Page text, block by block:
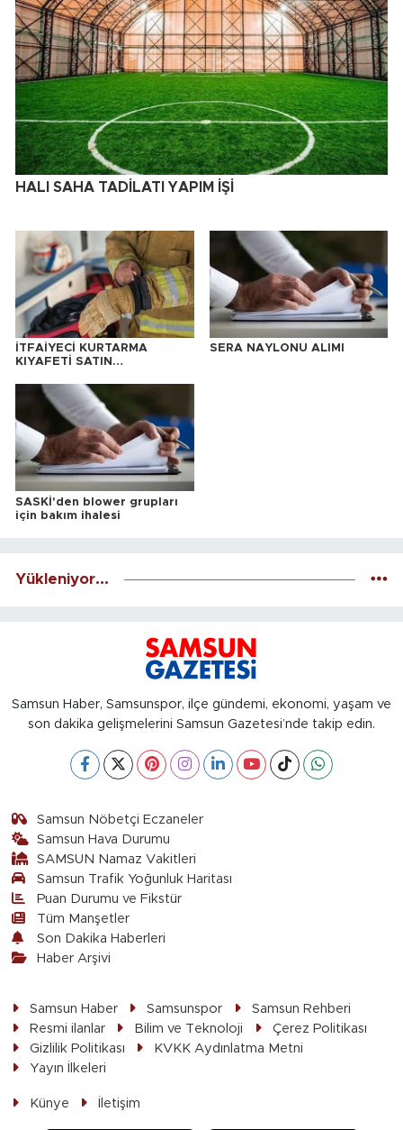
HALI SAHA TADİLATI YAPIM İŞİ
İTFAİYECİ KURTARMA
KIYAFETİ SATIN
SERA NAYLONU ALIMI
SASKİ'den blower grupları
için bakım ihalesi
Yükleniyor...
Samsun Haber, Samsunspor, ilçe gündemi, ekonomi, yaşam ve
son dakika gelişmelerini Samsun Gazetesi’nde takip edin.
Samsun Nöbetçi Eczaneler
Samsun Hava Durumu
SAMSUN Namaz Vakitleri
Samsun Trafik Yoğunluk Haritası
Puan Durumu ve Fikstür
Tüm Manşetler
Son Dakika Haberleri
Haber Arşivi
Samsun Haber Samsunspor
Samsun Rehberi
Resmi ilanlar
Bilim ve Teknoloji
Çerez Politikası
Gizlilik Politikası
KVKK Aydınlatma Metni
Yayın İlkeleri
Künye İletişim